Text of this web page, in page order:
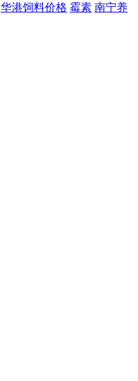
华港饲料价格 霉素 南宁养